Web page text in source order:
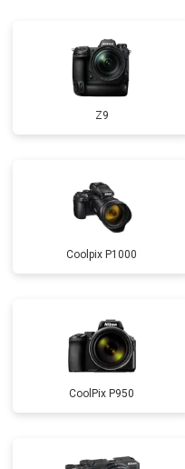
Z9
Coolpix P1000
CoolPix P950